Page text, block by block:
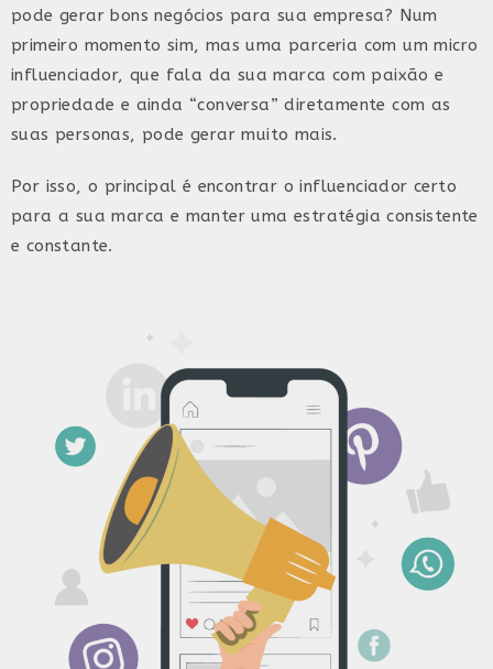
pode gerar bons negócios para sua empresa? Num
primeiro momento sim, mas uma parceria com um micro
influenciador, que fala da sua marca com paixão e
propriedade e ainda “conversa” diretamente com as
suas personas, pode gerar muito mais.
Por isso, o principal é encontrar o influenciador certo
para a sua marca e manter uma estratégia consistente
e constante.